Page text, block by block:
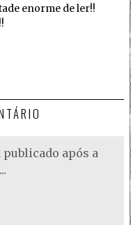
enorme de ler!!